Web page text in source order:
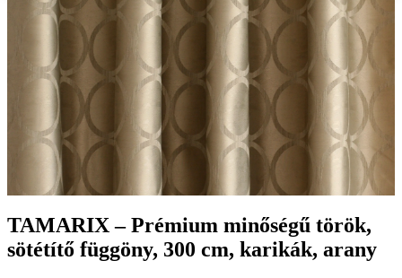
TAMARIX – Prémium minőségű török,
sötétítő függöny, 300 cm, karikák, arany